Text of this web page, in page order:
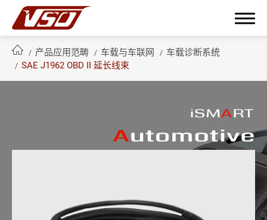
产品应用范畴 车载与车联网
车载诊断系统
SAE J1962 OBD II 延长线束
关于鸿呈
产品应用范畴